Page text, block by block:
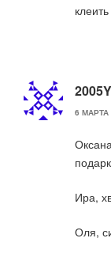
6 МАРТА
Ира,
Оля,